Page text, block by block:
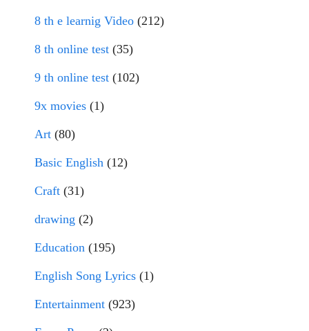
8 th e learnig Video (212)
8 th online test (35)
9 th online test (102)
9x movies (1)
Art (80)
Basic English (12)
Craft (31)
drawing (2)
Education (195)
English Song Lyrics (1)
Entertainment (923)